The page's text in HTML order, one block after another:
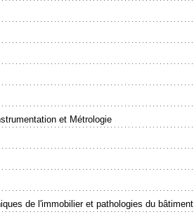
et Métrologie
de l'immobilier et pathologies du bâtiment